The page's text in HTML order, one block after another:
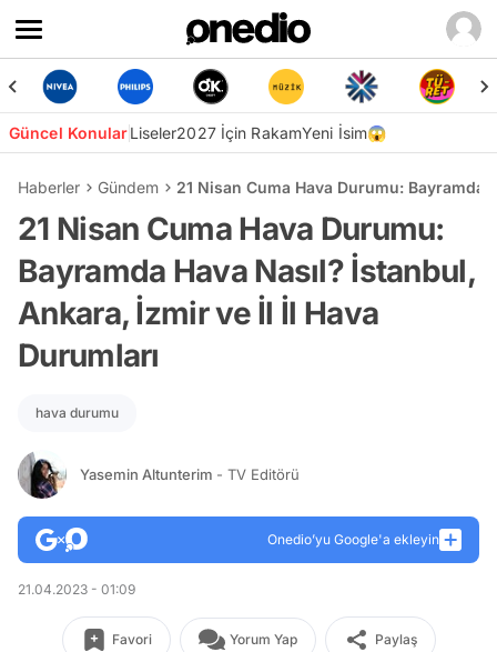
Güncel KonularLiseler2027 İçin RakamYeni İsim😱
Haberler Gündem 21 Nisan Cuma Hava Durumu: Bayramda
21 Nisan Cuma Hava Durumu:
Bayramda Hava Nasıl? İstanbul,
Ankara, İzmir ve İl İl Hava
Durumları
hava durumu
Yasemin Altunterim - TV Editörü
Onedio’yu Google'a ekleyin
21.04.2023 - 01:09
Favori Yorum Yap Paylaş